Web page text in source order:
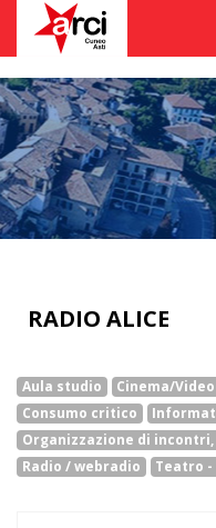
RADIO ALICE
Aula studio
Cinema/
Consumo critico
Organizzazione di
Radio / webradio
Teatro